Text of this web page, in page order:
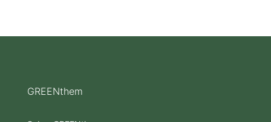
GREENthem